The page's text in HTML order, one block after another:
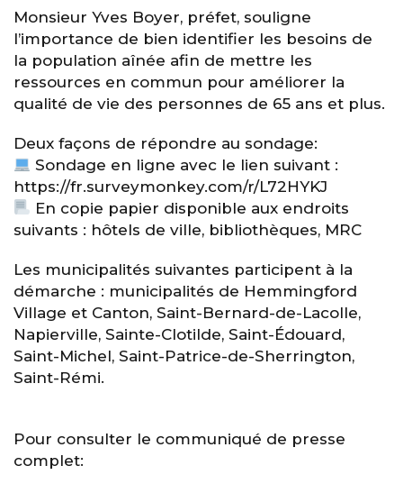
Monsieur Yves Boyer, préfet, souligne
l’importance de bien identifier les besoins de
la population aînée afin de mettre les
ressources en commun pour améliorer la
qualité de vie des personnes de 65 ans et plus.
Deux façons de répondre au sondage:
Sondage en ligne avec le lien suivant :
https://fr.surveymonkey.com/r/L72HYKJ
En copie papier disponible aux endroits
suivants : hôtels de ville, bibliothèques, MRC
Les municipalités suivantes participent à la
démarche : municipalités de Hemmingford
Village et Canton, Saint-Bernard-de-Lacolle,
Napierville, Sainte-Clotilde, Saint-Édouard,
Saint-Michel, Saint-Patrice-de-Sherrington,
Saint-Rémi.
Pour consulter le communiqué de presse
complet: